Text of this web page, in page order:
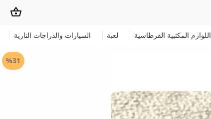
اللوازم المكتبية القرطاسية لعبة السيارات والدراجات النارية
%31